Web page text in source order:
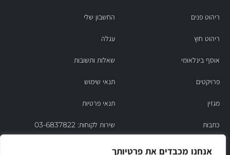
אנחנו מכבדים את פרטיותך
ריהוט פנים
ריהוט חוץ
אוסף בינלאומי
פרויקטים
מגזין
כתבות
החשבון שלי
עגלה
שאלות ותשובות
תנאי שימוש
תנאי פרטיות
שירות לקוחות: 03-6837822